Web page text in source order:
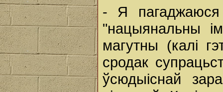
- Я
"нацыянальны
магутны (калі
сродак
ўсюдыіснай